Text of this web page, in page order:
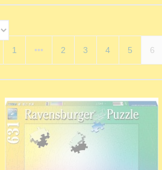
1 ••• 2 3 4 5 6